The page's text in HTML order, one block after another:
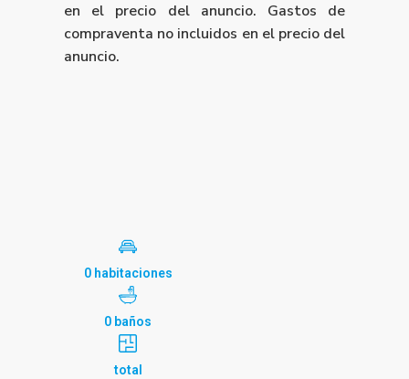
en el precio del anuncio. Gastos de
compraventa no incluidos en el precio del
anuncio.
0 habitaciones
0 baños
total